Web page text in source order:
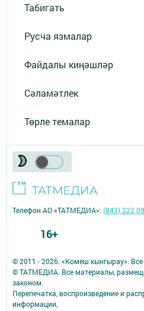
Табигать
Русча язмалар
Файдалы киңәшләр
Сәламәтлек
Төрле темалар
© 2011 - 2026. «Комеш кынгырау».
© ТАТМЕДИА. Все материалы,
законом.
Перепечатка, воспроизведение и
информации,
Телефон АО «ТАТМЕДИА»:(843) 222
16+